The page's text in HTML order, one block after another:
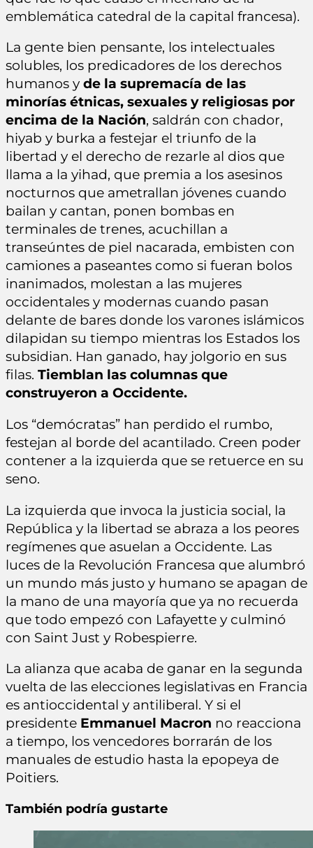
emblemática catedral de la capital francesa).
La gente bien pensante, los intelectuales
solubles, los predicadores de los derechos
humanos y de la supremacía de las
minorías étnicas, sexuales y religiosas por
encima de la Nación, saldrán con chador,
hiyab y burka a festejar el triunfo de la
libertad y el derecho de rezarle al dios que
llama a la yihad, que premia a los asesinos
nocturnos que ametrallan jóvenes cuando
bailan y cantan, ponen bombas en
terminales de trenes, acuchillan a
transeúntes de piel nacarada, embisten con
camiones a paseantes como si fueran bolos
inanimados, molestan a las mujeres
occidentales y modernas cuando pasan
delante de bares donde los varones islámicos
dilapidan su tiempo mientras los Estados los
subsidian. Han ganado, hay jolgorio en sus
filas. Tiemblan las columnas que
construyeron a Occidente.
Los “demócratas” han perdido el rumbo,
festejan al borde del acantilado. Creen poder
contener a la izquierda que se retuerce en su
seno.
La izquierda que invoca la justicia social, la
República y la libertad se abraza a los peores
regímenes que asuelan a Occidente. Las
luces de la Revolución Francesa que alumbró
un mundo más justo y humano se apagan de
la mano de una mayoría que ya no recuerda
que todo empezó con Lafayette y culminó
con Saint Just y Robespierre.
La alianza que acaba de ganar en la segunda
vuelta de las elecciones legislativas en Francia
es antioccidental y antiliberal. Y si el
presidente Emmanuel Macron no reacciona
a tiempo, los vencedores borrarán de los
manuales de estudio hasta la epopeya de
Poitiers.
También podría gustarte